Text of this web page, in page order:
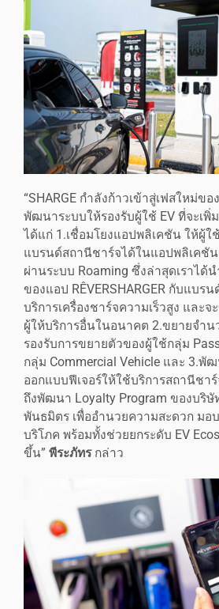
“SHARGE กำลังก้าวเข้าสู่เฟสใหม่ขอ
พัฒนาระบบให้รองรับผู้ใช้ EV ที่จะเ
ได้แก่ 1.เชื่อมโยงแอปพลิเคชัน ให้ผู้ใ
แบรนด์สถานีชาร์จได้ในแอปพลิเคชัน
ผ่านระบบ Roaming ซึ่งล่าสุดเราได้น
ของแอป RÊVERSHARGER กับแบรน
บริการเครื่องชาร์จความเร็วสูง และ
ผู้ให้บริการอื่นในอนาคต 2.ขยายจำ
รองรับการขยายตัวของผู้ใช้กลุ่ม
กลุ่ม Commercial Vehicle และ 3.พั
ออกแบบฟีเจอร์ให้ใช้บริการสถานีชา
ถึงพัฒนา Loyalty Program ของบริษั
พันธมิตร เพื่ออำนวยความสะดวก มอ
บริโภค พร้อมทั้งช่วยยกระดับ EV
ขึ้น” พีระภัทรกล่าว